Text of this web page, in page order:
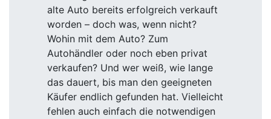
alte Auto bereits erfolgreich verkauft
worden – doch was, wenn nicht?
Wohin mit dem Auto? Zum
Autohändler oder noch eben privat
verkaufen? Und wer weiß, wie lange
das dauert, bis man den geeigneten
Käufer endlich gefunden hat. Vielleicht
fehlen auch einfach die notwendigen